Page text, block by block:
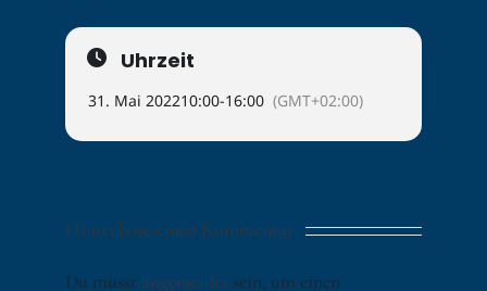
Uhrzeit
31. Mai 202210:00-16:00 (GMT+02:00)
Hinterlasse einen Kommentar
Du musst angemeldet sein, um einen